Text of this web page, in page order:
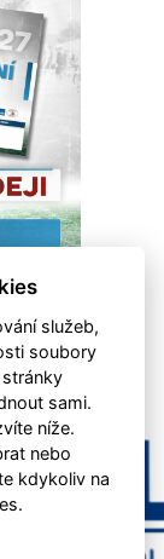
služeb,
soubory
sami.
níže.
nebo
kdykoliv na